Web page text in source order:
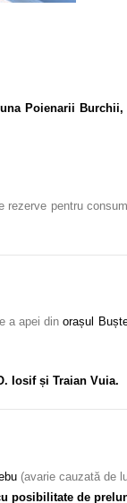
Poienarii Burchii,
pentru
a apei dinorașul
Iosif și Traian Vuia.
(avarie cauzată de
posibilitate de